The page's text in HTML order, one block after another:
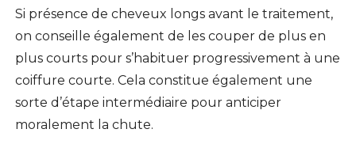
Si présence de cheveux longs avant le traitement,
on conseille également de les couper de plus en
plus courts pour s’habituer progressivement à une
coiffure courte. Cela constitue également une
sorte d’étape intermédiaire pour anticiper
moralement la chute.